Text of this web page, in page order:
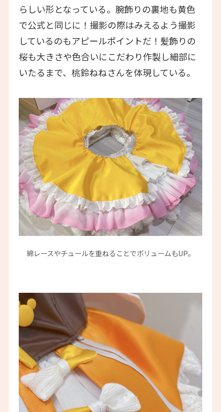
らしい形となっている。腕飾りの裏地も黄色
で公式と同じに！撮影の際はみえるよう撮影
しているのもアピールポイントだ！髪飾りの
桜も大きさや色合いにこだわり作製し細部に
いたるまで、桃鈴ねねさんを体現している。
綿レースやチュールを重ねることでボリュームもUP。